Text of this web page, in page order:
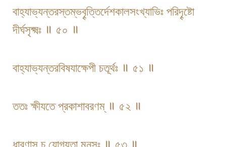
বাহ্যাভ্যন্তরস্তম্ভবৄত্তির্দেশকালসংখ্যাভিঃ পরিদৄষ্টো
দীর্ঘসৃক্ষ্মঃ ॥ ৫০ ॥
বাহ্যাভ্যন্তরবিষযাক্ষেপী চতূর্থঃ ॥ ৫১ ॥
ততঃ ক্ষীযতে প্রকাশাবরণম্ ॥ ৫২ ॥
ধারণাসূ চ যোগ্যতা মনসঃ ॥ ৫৩ ॥